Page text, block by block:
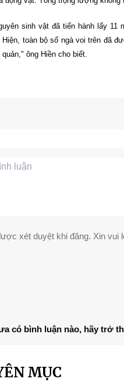
sinh vật đã tiến hành lấy
Hiện, toàn bộ số ngà voi trên đã
ông Hiền cho biết.
xét duyệt khi đăng. Xin vui
có bình luận nào, hãy trở
MỤC